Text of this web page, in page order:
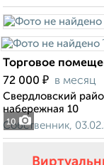
10
Торговое
72 000 ₽ в месяц
Свердловский
набережная 10
Собственник,